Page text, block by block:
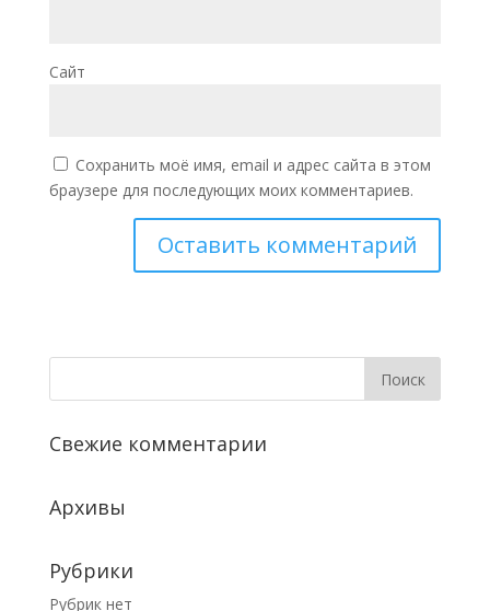
Сайт
Сохранить моё имя, email и адрес сайта в этом
браузере для последующих моих комментариев.
Свежие комментарии
Архивы
Рубрики
Рубрик нет